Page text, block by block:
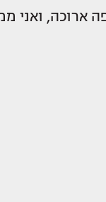
ארוכה, ואני